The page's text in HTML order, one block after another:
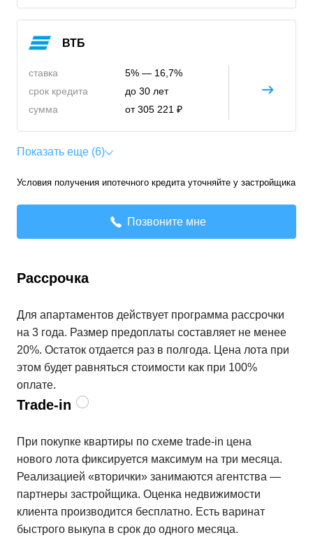
ВТБ
ставка
срок кредита
сумма
5% — 16,7%
до 30 лет
от 305 221 ₽
Показать еще (6)
Условия получения ипотечного кредита уточняйте у застройщика
Позвоните мне
Рассрочка
Для апартаментов действует программа рассрочки
на 3 года. Размер предоплаты составляет не менее
20%. Остаток отдается раз в полгода. Цена лота при
этом будет равняться стоимости как при 100%
оплате.
Trade-in
При покупке квартиры по схеме trade-in цена
нового лота фиксируется максимум на три месяца.
Реализацией «вторички» занимаются агентства —
партнеры застройщика. Оценка недвижимости
клиента производится бесплатно. Есть варинат
быстрого выкупа в срок до одного месяца.